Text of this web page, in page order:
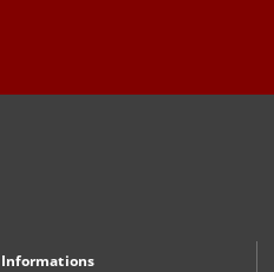
Informations